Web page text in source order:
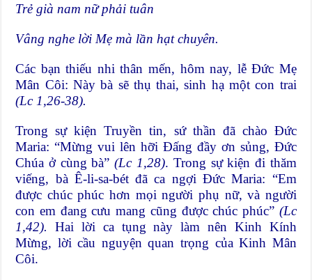
Trẻ già nam nữ phải tuân
Vâng nghe lời Mẹ mà lần hạt chuyên.
Các bạn thiếu nhi thân mến, hôm nay, lễ Đức Mẹ
Mân Côi: Này bà sẽ thụ thai, sinh hạ một con trai
(Lc 1,26-38).
Trong sự kiện Truyền tin, sứ thần đã chào Đức
Maria: “Mừng vui lên hỡi Đấng đầy ơn sủng, Đức
Chúa ở cùng bà”(Lc 1,28). Trong sự kiện đi thăm
viếng, bà Ê-li-sa-bét đã ca ngợi Đức Maria: “Em
được chúc phúc hơn mọi người phụ nữ, và người
con em đang cưu mang cũng được chúc phúc” (Lc
1,42).Hai lời ca tụng này làm nên Kinh Kính
Mừng, lời cầu nguyện quan trọng của Kinh Mân
Côi.